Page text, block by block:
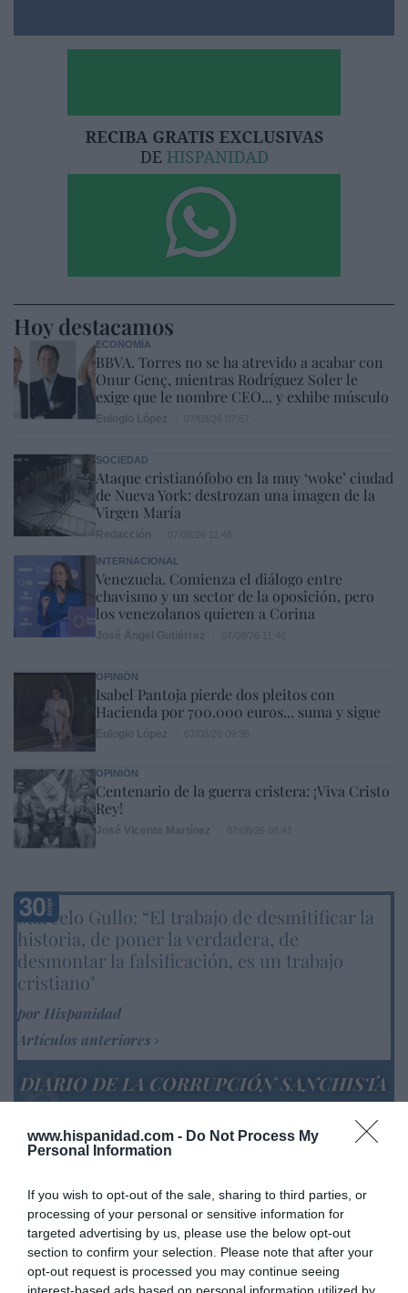
www.hispanidad.com - Do Not Process My
Personal Information
If you wish to opt-out of the sale, sharing to third parties, or
processing of your personal or sensitive information for
targeted advertising by us, please use the below opt-out
section to confirm your selection. Please note that after your
opt-out request is processed you may continue seeing
interest-based ads based on personal information utilized by
Hoy destacamos
ECONOMÍA
BBVA. Torres no se ha atrevido a acabar con
Onur Genç, mientras Rodríguez Soler le
exige que le nombre CEO... y exhibe músculo
SOCIEDAD
Ataque cristianófobo en la muy ‘woke’ ciudad
de Nueva York: destrozan una imagen de la
Virgen María
INTERNACIONAL
Venezuela. Comienza el diálogo entre
chavismo y un sector de la oposición, pero
los venezolanos quieren a Corina
OPINIÓN
Isabel Pantoja pierde dos pleitos con
Hacienda por 700.000 euros... suma y sigue
OPINIÓN
Centenario de la guerra cristera: ¡Viva Cristo
Rey!
Marcelo Gullo: “El trabajo de desmitificar la
historia, de poner la verdadera, de
desmontar la falsificación, es un trabajo
cristiano"
por Hispanidad
Artículos anteriores
DIARIO DE LA CORRUPCIÓN SANCHISTA
Diario de la corrupción sanchista. La
Audiencia Nacional prorroga seis meses la
ingente material incautado por la UCO
por Redacción
Artículos anteriores